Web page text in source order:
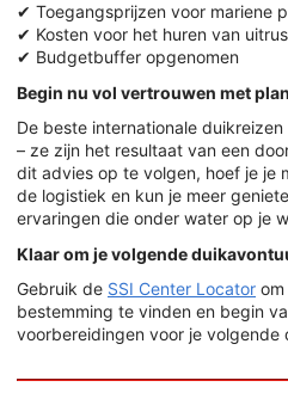
✔ Toegangsprijzen voor mariene
✔ Kosten voor het huren van
✔ Budgetbuffer opgenomen
Begin nu vol vertrouwen met
De beste internationale
– ze zijn het resultaat van een
dit advies op te volgen, hoef je je
de logistiek en kun je meer
ervaringen die onder water op je
Klaar om je volgende
Gebruik de SSI Center Locator
bestemming te vinden en begin
voorbereidingen voor je volgende